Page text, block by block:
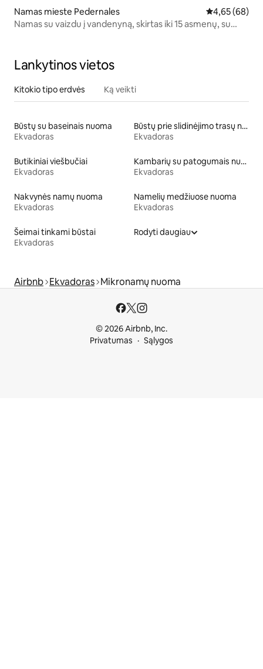
Namas mieste Pedernales Vidutinis
4,65 (68)
Namas su vaizdu į vandenyną, skirtas iki 15 asmenų, su
Lankytinos vietos
Kitokio tipo erdvės Ką veikti
Būstų su baseinais nuoma
Ekvadoras
Būstų prie slidinėjimo trasų nuoma
Ekvadoras
Butikiniai viešbučiai
Ekvadoras
Kambarių su patogumais nuoma
Ekvadoras
Nakvynės namų nuoma
Ekvadoras
Namelių medžiuose nuoma
Ekvadoras
Šeimai tinkami būstai
Ekvadoras
Rodyti daugiau
Airbnb Ekvadoras Mikronamų nuoma
© 2026 Airbnb, Inc.
Privatumas
Sąlygos